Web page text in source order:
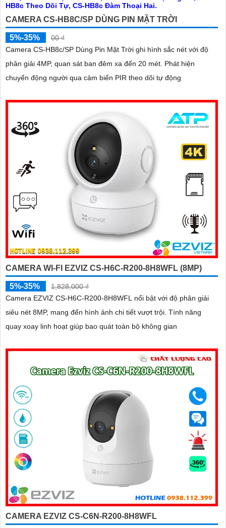
CAMERA CS-HB8C/SP DÙNG PIN MẶT TRỜI
5%-35%
00 ₫
Camera CS-HB8c/SP Dùng Pin Mặt Trời ghi hình sắc nét với độ
phân giải 4MP, quan sát ban đêm xa đến 20 mét. Phát hiện
chuyển động người qua cảm biến PIR theo dõi tự động
CAMERA WI-FI EZVIZ CS-H6C-R200-8H8WFL (8MP)
5%-35%
1,828,000 ₫
Camera EZVIZ CS-H6C-R200-8H8WFL nổi bật với độ phân giải
siêu nét 8MP, mang đến hình ảnh chi tiết vượt trội. Tính năng
quay xoay linh hoạt giúp bao quát toàn bộ không gian
CAMERA EZVIZ CS-C6N-R200-8H8WFL